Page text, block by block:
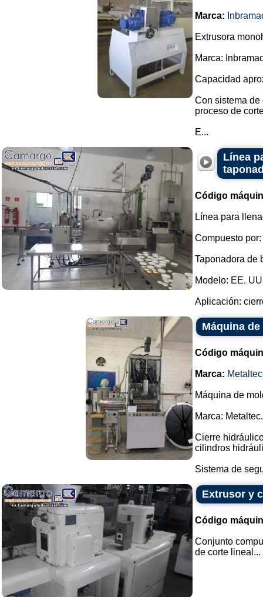
Marca:
Extrusora
Marca:
Capacidad
Con sistema de
proceso de
E...
Línea
Código
Línea para
Compuesto por:
Taponadora de
Modelo: EE.
Aplicación:
Máquina
Código
Marca: Metaltec
Máquina de
Marca: Metaltec.
Cierre
cilindros
Sistema de
Extrusor y
Código
Conjunto
de corte lineal...